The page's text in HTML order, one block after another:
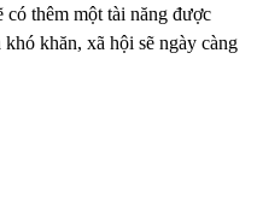
thêm một tài năng được
khăn, xã hội sẽ ngày càng